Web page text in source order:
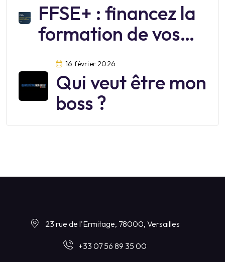
FFSE+ : financez la
formation de vos
salariés jusqu’au 30
juin 2026
16 février 2026
Qui veut être mon
boss ?
23 rue de l'Ermitage, 78000, Versailles
+33 07 56 89 35 00